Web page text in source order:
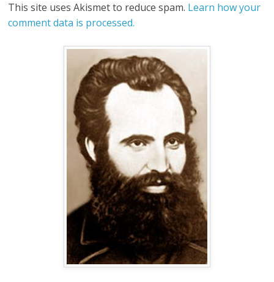
This site uses Akismet to reduce spam. Learn how your
comment data is processed.